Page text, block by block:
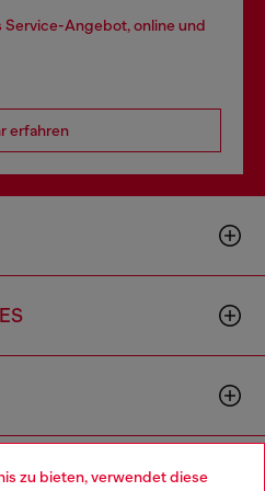
zu bieten, verwendet diese
Angebot, online und
erfahren